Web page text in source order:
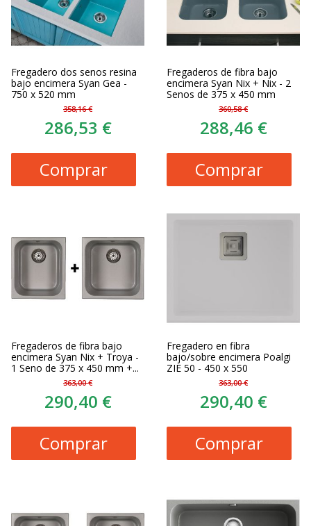
Fregadero dos senos resina
bajo encimera Syan Gea -
750 x 520 mm
358,16 €
286,53 €
Comprar
Fregaderos de fibra bajo
encimera Syan Nix + Nix - 2
Senos de 375 x 450 mm
360,58 €
288,46 €
Comprar
Fregaderos de fibra bajo
encimera Syan Nix + Troya -
1 Seno de 375 x 450 mm +...
363,00 €
290,40 €
Comprar
Fregadero en fibra
bajo/sobre encimera Poalgi
ZIE 50 - 450 x 550
363,00 €
290,40 €
Comprar